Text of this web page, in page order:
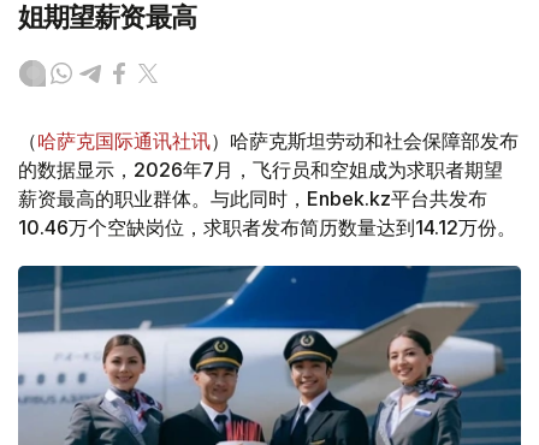
姐期望薪资最高
（哈萨克国际通讯社讯）哈萨克斯坦劳动和社会保障部发布
的数据显示，2026年7月，飞行员和空姐成为求职者期望
薪资最高的职业群体。与此同时，Enbek.kz平台共发布
10.46万个空缺岗位，求职者发布简历数量达到14.12万份。